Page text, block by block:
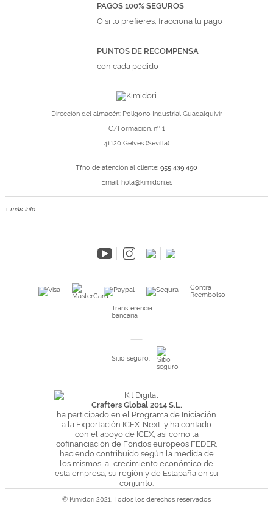
PAGOS 100% SEGUROS
O si lo prefieres, fracciona tu pago
PUNTOS DE RECOMPENSA
con cada pedido
Dirección del almacén: Polígono Industrial Guadalquivir
C/Formación, nº 1
41120 Gelves (Sevilla)
Tfno de atención al cliente: 955 439 490
Email: hola@kimidori.es
+ más info
Kimidori PRINT, nuestro servicio de impresión de fotos
Nuevo sistema de UNIÓN DE PEDIDOS
Pago seguro y financiación
Condiciones generales de Compra
Política de Privacidad
Política de Cookies
Contra
Reembolso
Transferencia
bancaria
Sitio seguro:
Crafters Global 2014 S.L.
ha participado en el Programa de Iniciación
a la Exportación ICEX-Next, y ha contado
con el apoyo de ICEX, así como la
cofinanciación de Fondos europeos FEDER,
haciendo contribuido según la medida de
los mismos, al crecimiento económico de
esta empresa, su región y de Estapaña en su
conjunto.
© Kimidori 2021. Todos los derechos reservados